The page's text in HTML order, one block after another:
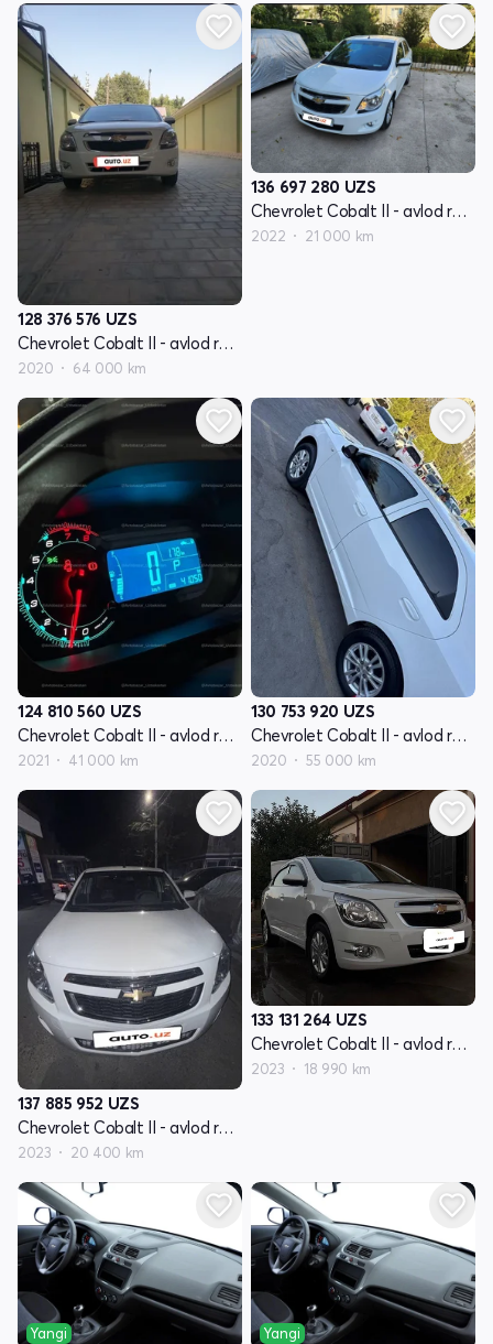
128 376 576 UZS
Chevrolet Cobalt II - avlod restyling
2020 64 000 km
136 697 280 UZS
Chevrolet Cobalt II - avlod restyling
2022 21 000 km
124 810 560 UZS
Chevrolet Cobalt II - avlod restyling
2021 41 000 km
130 753 920 UZS
Chevrolet Cobalt II - avlod restyling
2020 55 000 km
137 885 952 UZS
Chevrolet Cobalt II - avlod restyling
2023 20 400 km
133 131 264 UZS
Chevrolet Cobalt II - avlod restyling
2023 18 990 km
Yangi Yangi